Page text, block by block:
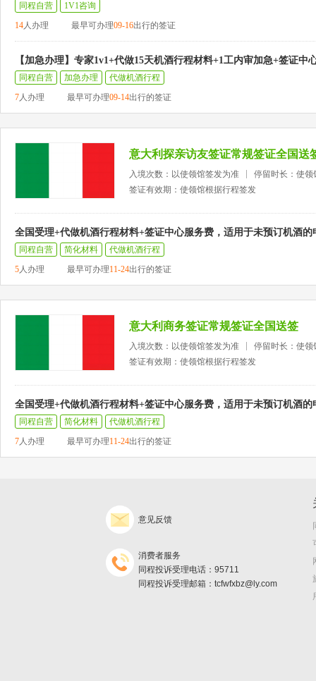
同程自营
1V1咨询
14人办理 最早可办理09-16出行的签证
【加急办理】专家1v1+代做15天机酒行程材料+1工内审加急+签证中
同程自营 加急办理
代做机酒行程
7人办理 最早可办理09-14出行的签证
意大利探亲访友签证常规签证全国送
入境次数：以使领馆签发为准
停留时长：使领
签证有效期：使领馆根据行程签发
全国受理+代做机酒行程材料+签证中心服务费，适用于未预订机酒的
同程自营 简化材料
代做机酒行程
5人办理 最早可办理11-24出行的签证
意大利商务签证常规签证全国送签
入境次数：以使领馆签发为准
停留时长：使领
签证有效期：使领馆根据行程签发
全国受理+代做机酒行程材料+签证中心服务费，适用于未预订机酒的
同程自营 简化材料
代做机酒行程
7人办理 最早可办理11-24出行的签证
意见反馈
消费者服务
同程投诉受理电话：95711
同程投诉受理邮箱：tcfwfxbz@ly.com